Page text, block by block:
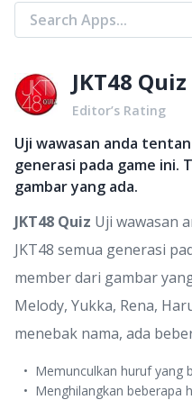
JKT48 Quiz
Editor’s Rating
Uji wawasan anda
generasi pada game ini.
gambar yang ada.
JKT48 Quiz Uji wawasan
JKT48 semua generasi
member dari gambar
Melody, Yukka, Rena,
menebak nama, ada
Memunculkan huruf yang
Menghilangkan beberapa